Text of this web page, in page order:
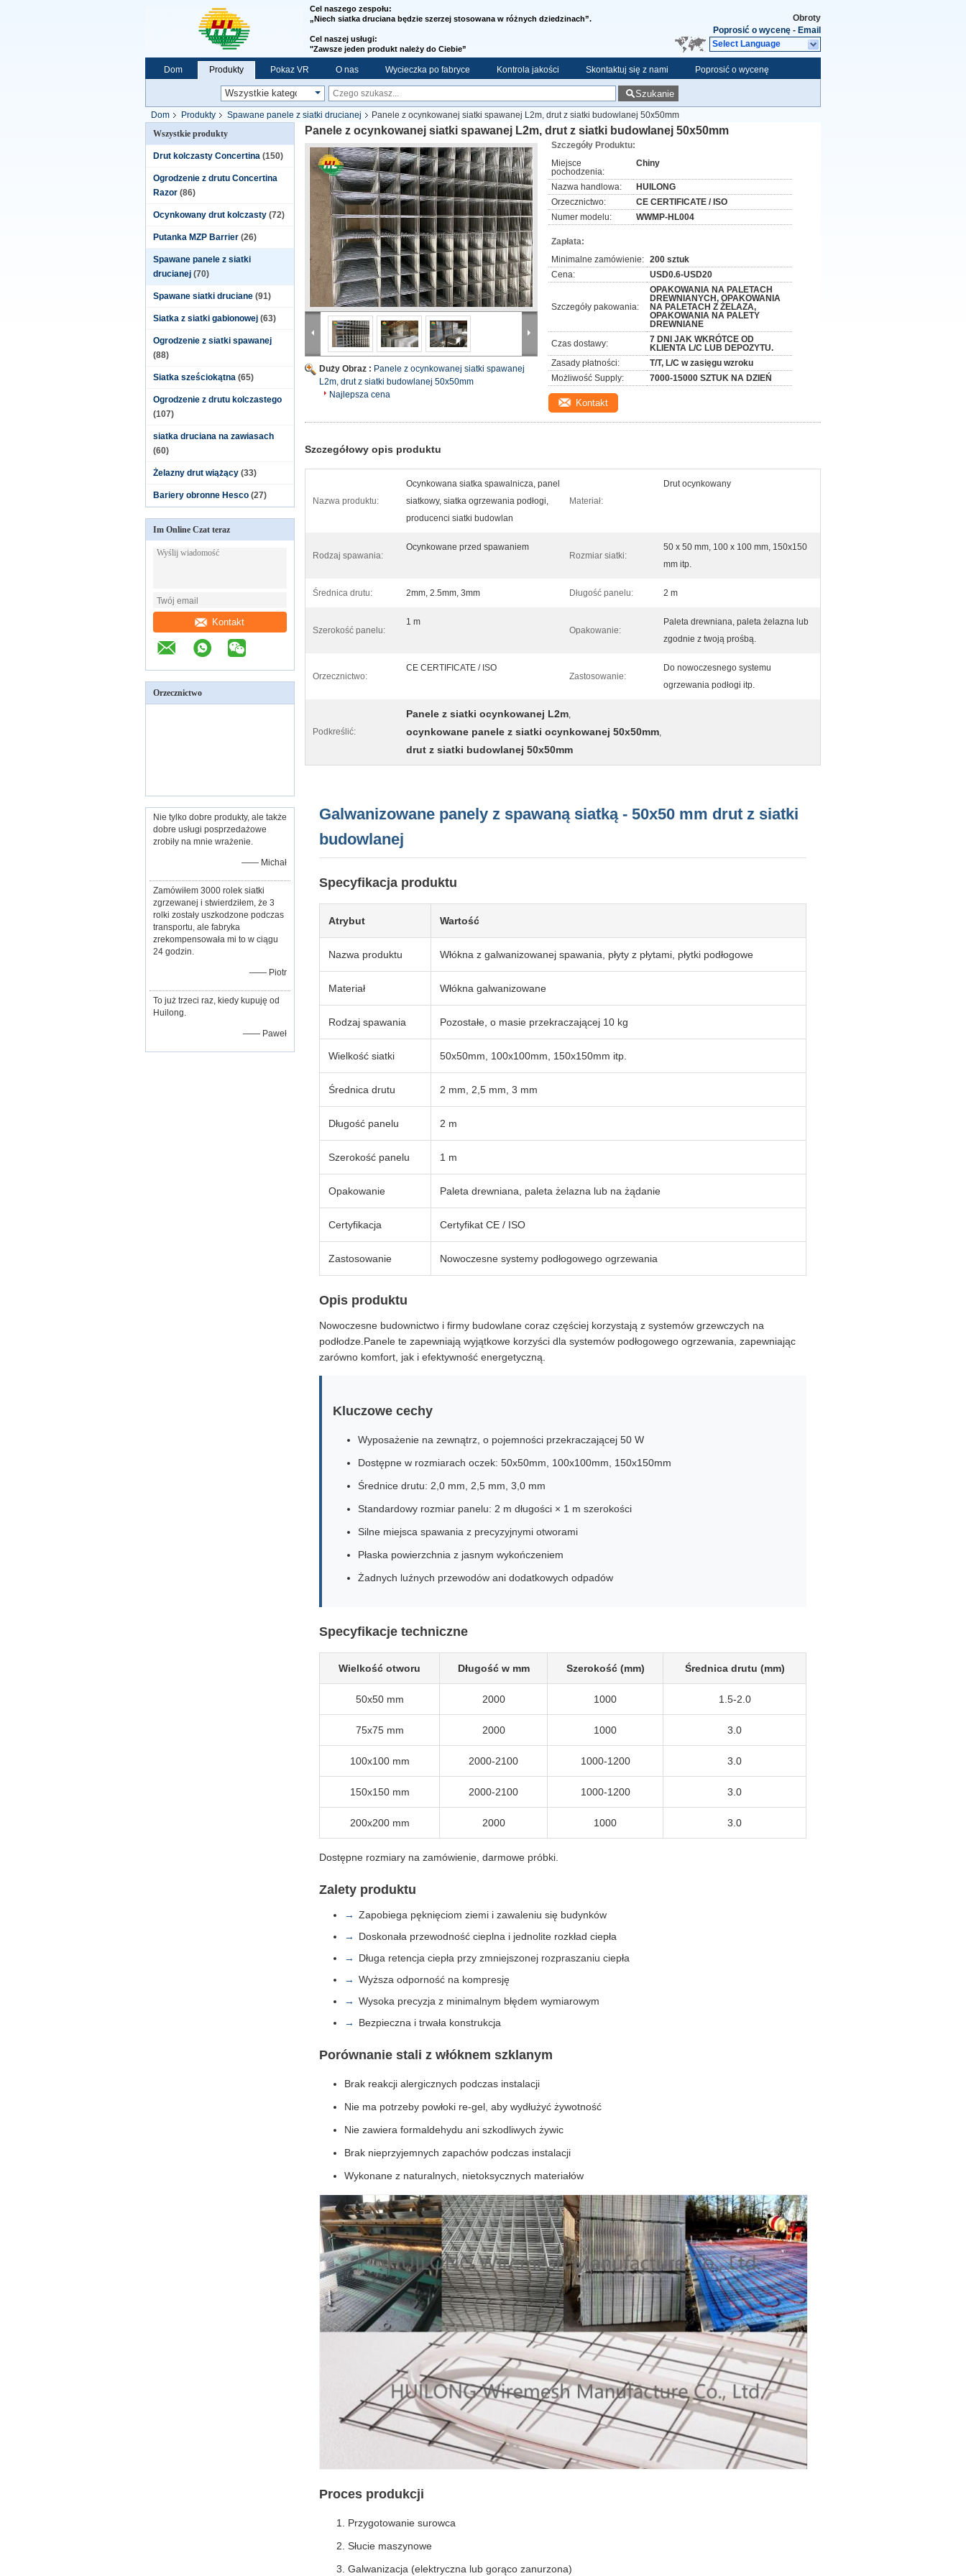
Cel naszego zespołu:
„Niech siatka druciana będzie szerzej stosowana w różnych dziedzinach”.
Cel naszej usługi:
"Zawsze jeden produkt należy do Ciebie”
Obroty
Poprosić o wycenę - Email
Select Language
Dom Produkty Pokaz VR O nas Wycieczka po fabryce Kontrola jakości Skontaktuj się z nami Poprosić o wycenę
Szukanie
Dom Produkty Spawane panele z siatki drucianej
Panele z ocynkowanej siatki spawanej L2m, drut z siatki budowlanej 50x50mm
Wszystkie produkty
Drut kolczasty Concertina (150)
Ogrodzenie z drutu Concertina
Razor (86)
Ocynkowany drut kolczasty (72)
Putanka MZP Barrier (26)
Spawane panele z siatki
drucianej (70)
Spawane siatki druciane (91)
Siatka z siatki gabionowej (63)
Ogrodzenie z siatki spawanej
(88)
Siatka sześciokątna (65)
Ogrodzenie z drutu kolczastego
(107)
siatka druciana na zawiasach
(60)
Żelazny drut wiążący (33)
Bariery obronne Hesco (27)
Im Online Czat teraz
Kontakt
Orzecznictwo
Nie tylko dobre produkty, ale także
dobre usługi posprzedażowe
zrobiły na mnie wrażenie.
—— Michał
Zamówiłem 3000 rolek siatki
zgrzewanej i stwierdziłem, że 3
rolki zostały uszkodzone podczas
transportu, ale fabryka
zrekompensowała mi to w ciągu
24 godzin.
—— Piotr
To już trzeci raz, kiedy kupuję od
Huilong.
—— Paweł
Panele z ocynkowanej siatki spawanej L2m, drut z siatki budowlanej 50x50mm
Duży Obraz : Panele z ocynkowanej siatki spawanej
L2m, drut z siatki budowlanej 50x50mm
Najlepsza cena
Szczegóły Produktu:
Miejsce
pochodzenia:
Chiny
Nazwa handlowa:
HUILONG
Orzecznictwo:
CE CERTIFICATE / ISO
Numer modelu:
WWMP-HL004
Zapłata:
Minimalne zamówienie: 200 sztuk
Cena:
USD0.6-USD20
Szczegóły pakowania:
OPAKOWANIA NA PALETACH
DREWNIANYCH, OPAKOWANIA
NA PALETACH Z ŻELAZA,
OPAKOWANIA NA PALETY
DREWNIANE
Czas dostawy:
7 DNI JAK WKRÓTCE OD
KLIENTA L/C LUB DEPOZYTU.
Zasady płatności:
T/T, L/C w zasięgu wzroku
Możliwość Supply:
7000-15000 SZTUK NA DZIEŃ
Kontakt
Szczegółowy opis produktu
Nazwa produktu:
Ocynkowana siatka spawalnicza, panel
siatkowy, siatka ogrzewania podłogi,
producenci siatki budowlan
Materiał:
Drut ocynkowany
Rodzaj spawania:
Ocynkowane przed spawaniem
Rozmiar siatki:
50 x 50 mm, 100 x 100 mm, 150x150
mm itp.
Średnica drutu: 2mm, 2.5mm, 3mm Długość panelu: 2 m
Szerokość panelu:
1 m
Opakowanie:
Paleta drewniana, paleta żelazna lub
zgodnie z twoją prośbą.
Orzecznictwo:
CE CERTIFICATE / ISO
Zastosowanie:
Do nowoczesnego systemu
ogrzewania podłogi itp.
Podkreślić:
Panele z siatki ocynkowanej L2m,
ocynkowane panele z siatki ocynkowanej 50x50mm,
drut z siatki budowlanej 50x50mm
Galwanizowane panely z spawaną siatką - 50x50 mm drut z siatki
budowlanej
Specyfikacja produktu
Atrybut Wartość
Nazwa produktu Włókna z galwanizowanej spawania, płyty z płytami, płytki podłogowe
Materiał Włókna galwanizowane
Rodzaj spawania Pozostałe, o masie przekraczającej 10 kg
Wielkość siatki 50x50mm, 100x100mm, 150x150mm itp.
Średnica drutu 2 mm, 2,5 mm, 3 mm
Długość panelu 2 m
Szerokość panelu 1 m
Opakowanie Paleta drewniana, paleta żelazna lub na żądanie
Certyfikacja Certyfikat CE / ISO
Zastosowanie Nowoczesne systemy podłogowego ogrzewania
Opis produktu
Nowoczesne budownictwo i firmy budowlane coraz częściej korzystają z systemów grzewczych na
podłodze.Panele te zapewniają wyjątkowe korzyści dla systemów podłogowego ogrzewania, zapewniając
zarówno komfort, jak i efektywność energetyczną.
Kluczowe cechy
Wyposażenie na zewnątrz, o pojemności przekraczającej 50 W
Dostępne w rozmiarach oczek: 50x50mm, 100x100mm, 150x150mm
Średnice drutu: 2,0 mm, 2,5 mm, 3,0 mm
Standardowy rozmiar panelu: 2 m długości × 1 m szerokości
Silne miejsca spawania z precyzyjnymi otworami
Płaska powierzchnia z jasnym wykończeniem
Żadnych luźnych przewodów ani dodatkowych odpadów
Specyfikacje techniczne
Wielkość otworu Długość w mm Szerokość (mm) Średnica drutu (mm)
50x50 mm 2000 1000 1.5-2.0
75x75 mm 2000 1000 3.0
100x100 mm 2000-2100 1000-1200 3.0
150x150 mm 2000-2100 1000-1200 3.0
200x200 mm 2000 1000 3.0
Dostępne rozmiary na zamówienie, darmowe próbki.
Zalety produktu
Zapobiega pęknięciom ziemi i zawaleniu się budynków
Doskonała przewodność cieplna i jednolite rozkład ciepła
Długa retencja ciepła przy zmniejszonej rozpraszaniu ciepła
Wyższa odporność na kompresję
Wysoka precyzja z minimalnym błędem wymiarowym
Bezpieczna i trwała konstrukcja
Porównanie stali z włóknem szklanym
Brak reakcji alergicznych podczas instalacji
Nie ma potrzeby powłoki re-gel, aby wydłużyć żywotność
Nie zawiera formaldehydu ani szkodliwych żywic
Brak nieprzyjemnych zapachów podczas instalacji
Wykonane z naturalnych, nietoksycznych materiałów
Proces produkcji
Przygotowanie surowca
Słucie maszynowe
Galwanizacja (elektryczna lub gorąco zanurzona)